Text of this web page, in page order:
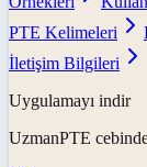
PTE Kelimeleri
İletişim Bilgileri
Uygulamayı indir
UzmanPTE